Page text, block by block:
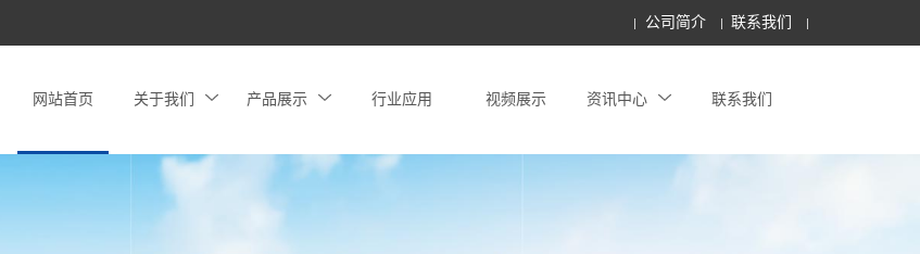
公司简介 联系我们
网站首页 关于我们 产品展示 行业应用 视频展示 资讯中心 联系我们